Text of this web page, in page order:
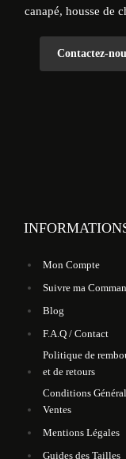
canapé, housse de
Contactez-
Mon Compte
Suivre ma
Blog
F.A.Q / Contact
Politique de
et de retours
Conditions
Ventes
Mentions Légales
Guides des Tailles